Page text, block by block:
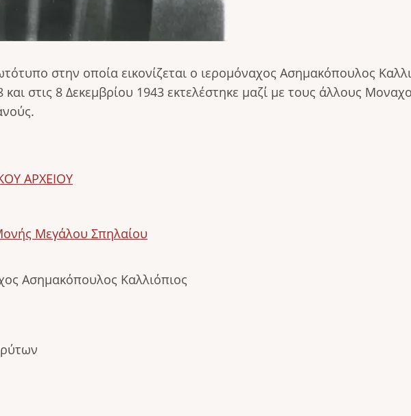
στην οποία εικονίζεται ο ιερομόναχος Ασημακόπουλος
και στις 8 Δεκεμβρίου 1943 εκτελέστηκε μαζί με τους άλλους
ΑΡΧΕΙΟΥ
Μεγάλου Σπηλαίου
Ασημακόπουλος Καλλιόπιος